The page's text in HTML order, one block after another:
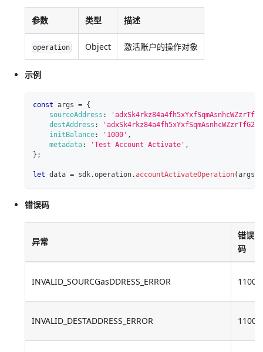
参数 类型 描述
operation Object 激活账户的操作对象
示例
const args = {
sourceAddress :
destAddress :
'adxSk4rkz84a4fh5xYxfSqmAsnhcWZzrTfG2t'
initBalance: '1000' ,
metadata: 'Test Account Activate' ,
} ;
let data = sdk.operation.accountActivateOperation(args
错误码
异常
错误
码
INVALID_SOURCGasDDRESS_ERROR 11002
INVALID_DESTADDRESS_ERROR 11003